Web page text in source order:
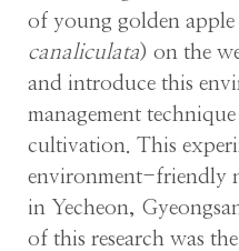
of young golden apple
canaliculata) on the
and introduce this
management
cultivation. This
environment-friendly
in Yecheon,
of this research was